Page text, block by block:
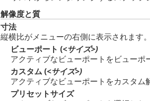
解像度と質
寸法
縦横比がメニューの右側に表示されます。
ビューポート (<サイズ>)
アクティブなビューポートをビューポ
カスタム (<サイズ>)
アクティブなビューポートをカスタム
プリセットサイズ